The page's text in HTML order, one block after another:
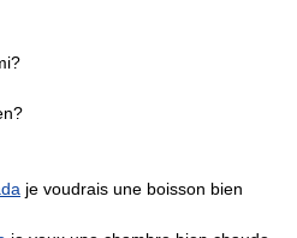
je voudrais une boisson bien